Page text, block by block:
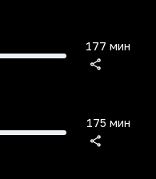
177 мин
175 мин